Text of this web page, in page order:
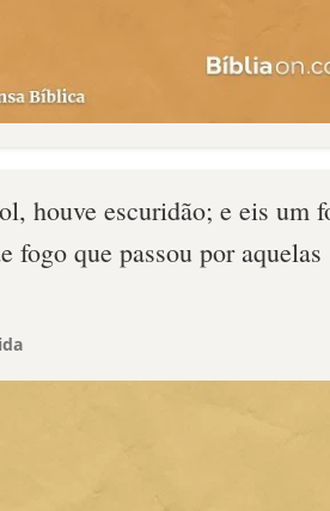
houve escuridão; e eis um
fogo que passou por aquelas